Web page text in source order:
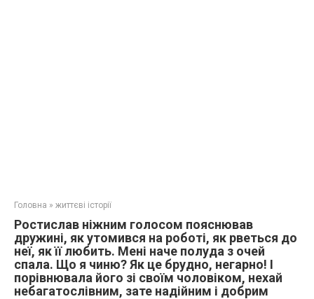
Головна » життєві історії
Ростислав ніжним голосом пояснював
дружині, як утомився на роботі, як рветься до
неї, як її любить. Мені наче полуда з очей
спала. Що я чиню? Як це брyдно, негарно! І
порівнювала його зі своїм чоловіком, нехай
небагатослівним, зате надійним і добрим